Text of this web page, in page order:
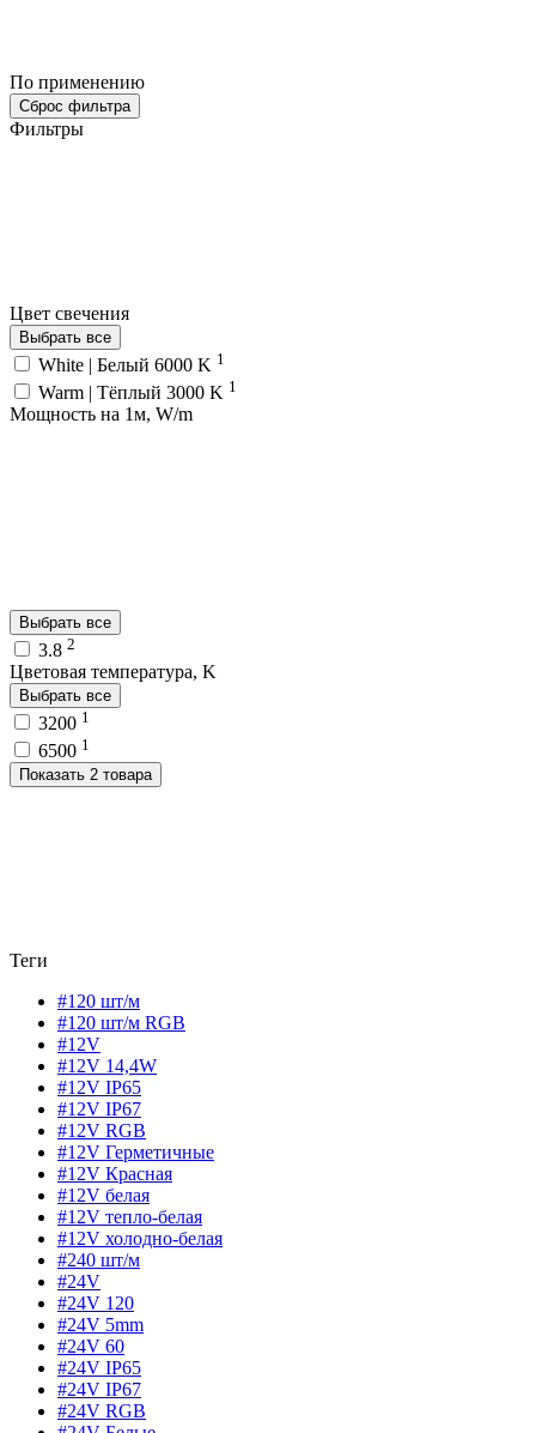
По применению
Сброс фильтра
Фильтры
Цвет свечения
Выбрать все
White | Белый 6000 K 1
Warm | Тёплый 3000 K 1
Мощность на 1м, W/m
Выбрать все
3.8 2
Цветовая температура, K
Выбрать все
3200 1
6500 1
Показать 2 товара
Теги
#120 шт/м
#120 шт/м RGB
#12V
#12V 14,4W
#12V IP65
#12V IP67
#12V RGB
#12V Герметичные
#12V Красная
#12V белая
#12V тепло-белая
#12V холодно-белая
#240 шт/м
#24V
#24V 120
#24V 5mm
#24V 60
#24V IP65
#24V IP67
#24V RGB